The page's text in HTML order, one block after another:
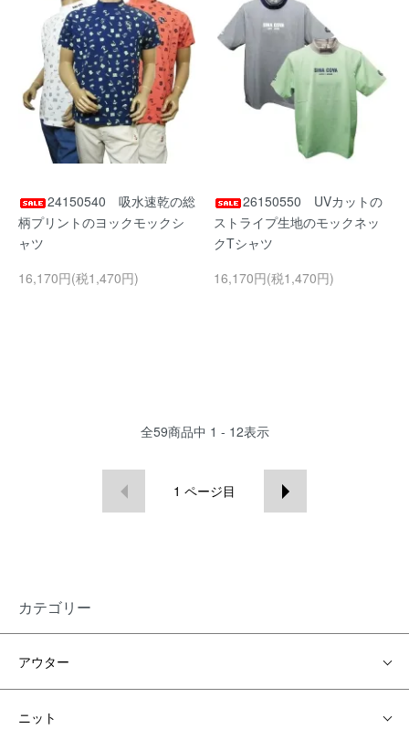
24150540 吸水速乾の総
柄プリントのヨックモックシ
ャツ
16,170円(税1,470円)
26150550 UVカットの
ストライプ生地のモックネッ
クTシャツ
16,170円(税1,470円)
全59商品中 1 - 12表示
1 ページ目
カテゴリー
アウター
ニット